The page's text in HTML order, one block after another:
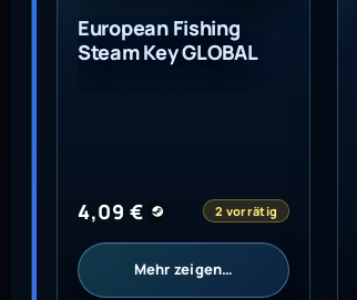
European Fishing
Steam Key GLOBAL
4,09 € 2 vorrätig
Mehr zeigen…